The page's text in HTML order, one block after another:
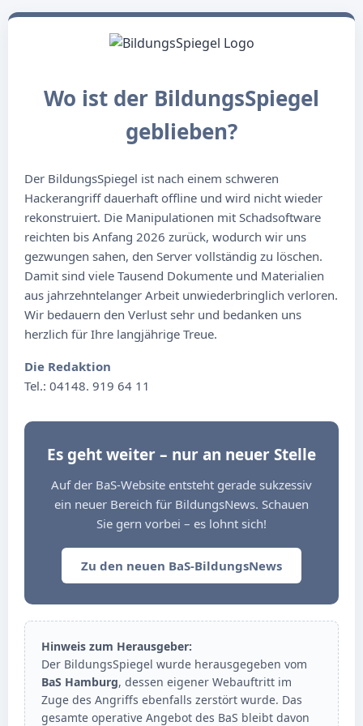
Wo ist der BildungsSpiegel
geblieben?
Der BildungsSpiegel ist nach einem schweren
Hackerangriff dauerhaft offline und wird nicht wieder
rekonstruiert. Die Manipulationen mit Schadsoftware
reichten bis Anfang 2026 zurück, wodurch wir uns
gezwungen sahen, den Server vollständig zu löschen.
Damit sind viele Tausend Dokumente und Materialien
aus jahrzehntelanger Arbeit unwiederbringlich verloren.
Wir bedauern den Verlust sehr und bedanken uns
herzlich für Ihre langjährige Treue.
Die Redaktion
Tel.: 04148. 919 64 11
Es geht weiter – nur an neuer Stelle
Auf der BaS-Website entsteht gerade sukzessiv
ein neuer Bereich für BildungsNews. Schauen
Sie gern vorbei – es lohnt sich!
Zu den neuen BaS-BildungsNews
Hinweis zum Herausgeber:
Der BildungsSpiegel wurde herausgegeben vom
BaS Hamburg, dessen eigener Webauftritt im
Zuge des Angriffs ebenfalls zerstört wurde. Das
gesamte operative Angebot des BaS bleibt davon